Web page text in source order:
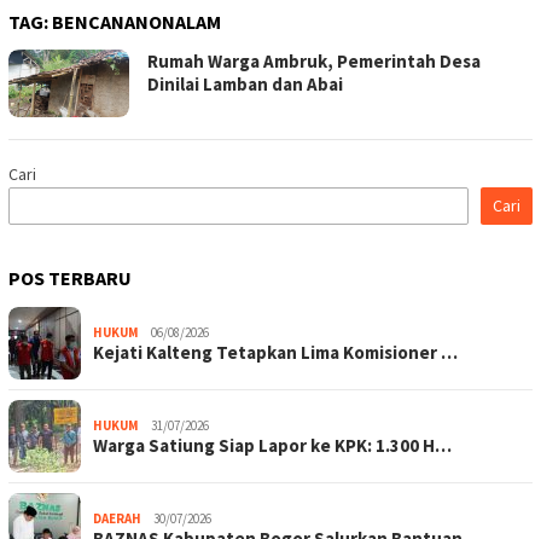
TAG: BENCANANONALAM
Rumah Warga Ambruk, Pemerintah Desa
Dinilai Lamban dan Abai
Cari
Cari
POS TERBARU
HUKUM 06/08/2026
Kejati Kalteng Tetapkan Lima Komisioner …
HUKUM 31/07/2026
Warga Satiung Siap Lapor ke KPK: 1.300 H…
DAERAH 30/07/2026